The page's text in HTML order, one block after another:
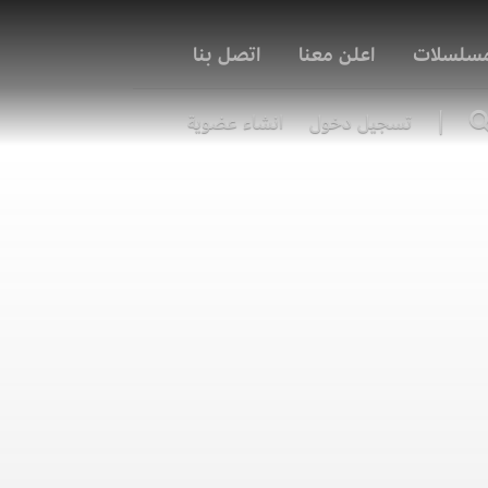
اعلن معنا اتصل بنا
| تسجيل دخول انشاء عضوية